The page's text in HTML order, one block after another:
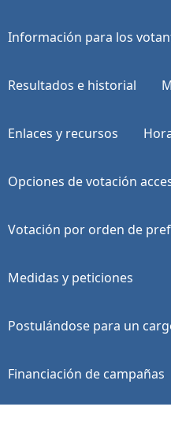
Información para los
Resultados e historial
Enlaces y recursos
Opciones de votación
Votación por orden de
Medidas y peticiones
Postulándose para un
Financiación de campañas